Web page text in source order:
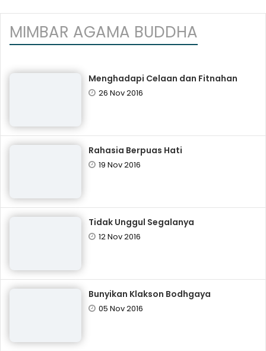
MIMBAR AGAMA BUDDHA
Menghadapi Celaan dan Fitnahan
26 Nov 2016
Rahasia Berpuas Hati
19 Nov 2016
Tidak Unggul Segalanya
12 Nov 2016
Bunyikan Klakson Bodhgaya
05 Nov 2016